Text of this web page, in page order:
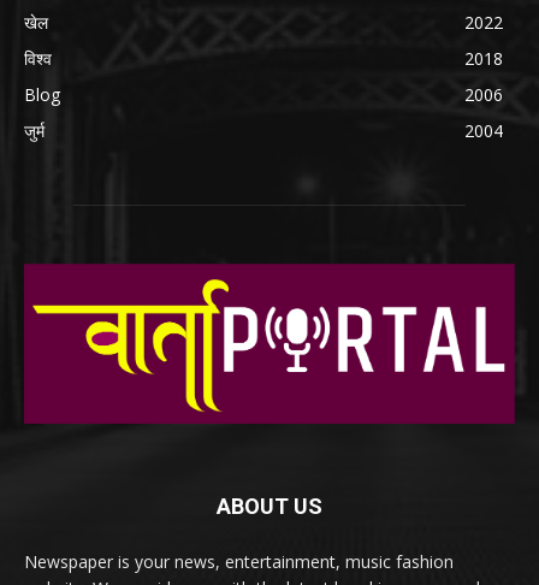
खेल
2022
विश्व
2018
Blog
2006
जुर्म
2004
ABOUT US
Newspaper is your news, entertainment, music fashion